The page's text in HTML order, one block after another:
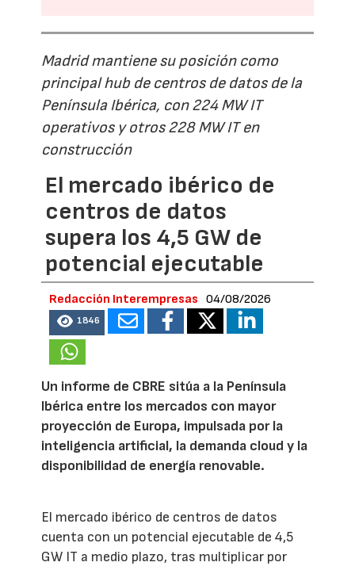
Madrid mantiene su posición como
principal hub de centros de datos de la
Península Ibérica, con 224 MW IT
operativos y otros 228 MW IT en
construcción
El mercado ibérico de
centros de datos
supera los 4,5 GW de
potencial ejecutable
Redacción Interempresas 04/08/2026
1846
Un informe de CBRE sitúa a la Península
Ibérica entre los mercados con mayor
proyección de Europa, impulsada por la
inteligencia artificial, la demanda cloud y la
disponibilidad de energía renovable.
El mercado ibérico de centros de datos
cuenta con un potencial ejecutable de 4,5
GW IT a medio plazo, tras multiplicar por